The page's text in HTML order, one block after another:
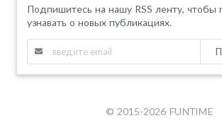
Подпишитесь на нашу RSS ленту, чтобы
узнавать о новых публикациях.
© 2015-2026 FUNTIME